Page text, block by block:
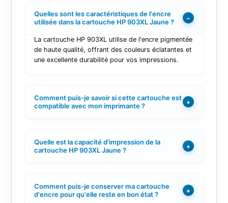
Quelles sont les caractéristiques de l'encre
utilisée dans la cartouche HP 903XL Jaune ?
−
La cartouche HP 903XL utilise de l'encre pigmentée
de haute qualité, offrant des couleurs éclatantes et
une excellente durabilité pour vos impressions.
Comment puis-je savoir si cette cartouche est
compatible avec mon imprimante ?
+
Quelle est la capacité d'impression de la
cartouche HP 903XL Jaune ?
+
Comment puis-je conserver ma cartouche
d'encre pour qu'elle reste en bon état ?
+